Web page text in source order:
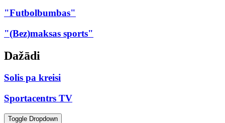
"Futbolbumbas"
"(Bez)maksas sports"
Dažādi
Solis pa kreisi
Sportacentrs TV
Toggle Dropdown